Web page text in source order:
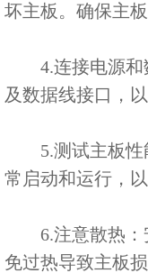
坏主板。确保主
4.连接电源和
及数据线接口，
5.测试主板性
常启动和运行，
6.注意散热：
免过热导致主板